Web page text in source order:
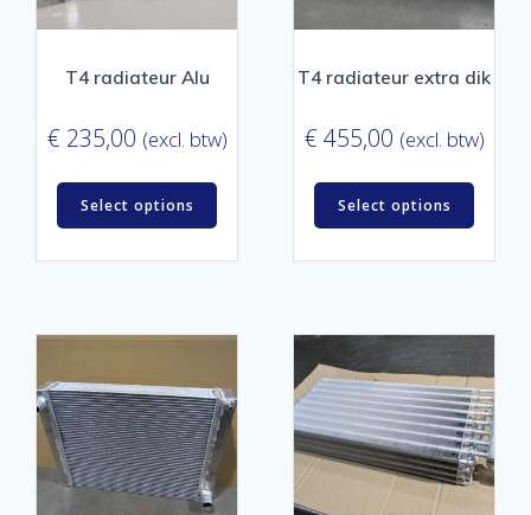
T4 radiateur Alu
€ 235,00 (excl. btw)
Select options
T4 radiateur extra dik
€ 455,00 (excl. btw)
Select options